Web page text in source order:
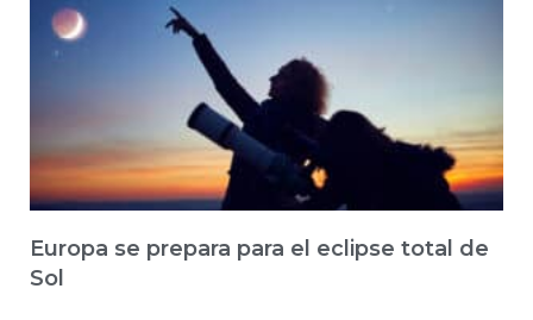
Europa se prepara para el eclipse total de
Sol